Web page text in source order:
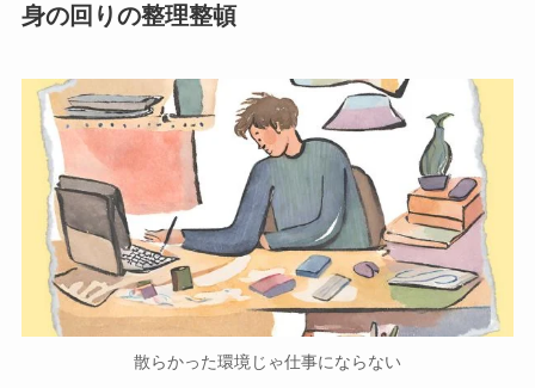
身の回りの整理整頓
散らかった環境じゃ仕事にならない